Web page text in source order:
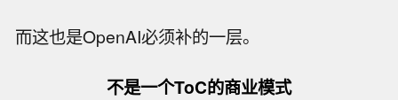
而这也是OpenAI必须补的一层。
不是一个ToC的商业模式